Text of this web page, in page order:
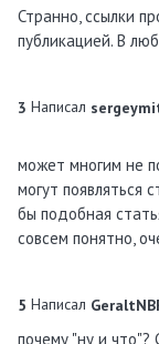
Странно, ссылки
публикацией. В
3 Написал
может многим не
могут появляться
бы подобная
совсем понятно,
5 Написал
почему "ну и что"?